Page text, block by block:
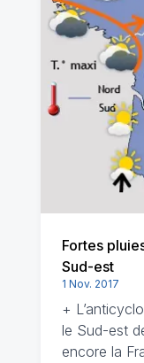
Fortes
Sud-est
1 Nov. 2017
+
le Sud-est
encore la